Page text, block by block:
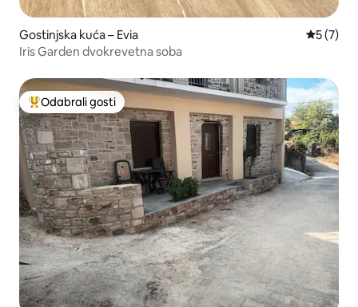
Gostinjska kuća – Evia
5 (7)
Iris Garden dvokrevetna soba
Među najviše rangiranima s oznakom „Odabrali gosti”
Odabrali gosti